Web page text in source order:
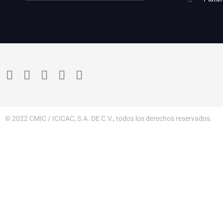
© 2022 CMIC / ICICAC, S.A. DE C.V., todos los derechos reservados.